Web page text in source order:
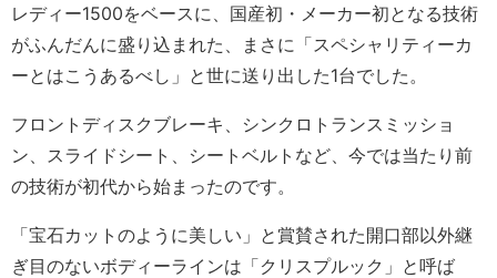
レディー1500をベースに、国産初・メーカー初となる技術
がふんだんに盛り込まれた、まさに「スペシャリティーカ
ーとはこうあるべし」と世に送り出した1台でした。
フロントディスクブレーキ、シンクロトランスミッショ
ン、スライドシート、シートベルトなど、今では当たり前
の技術が初代から始まったのです。
「宝石カットのように美しい」と賞賛された開口部以外継
ぎ目のないボディーラインは「クリスプルック」と呼ば